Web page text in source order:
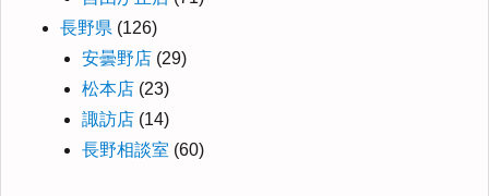
長野県 (126)
安曇野店 (29)
松本店 (23)
諏訪店 (14)
長野相談室 (60)